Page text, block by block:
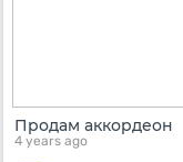
Продам аккордеон
4 years ago